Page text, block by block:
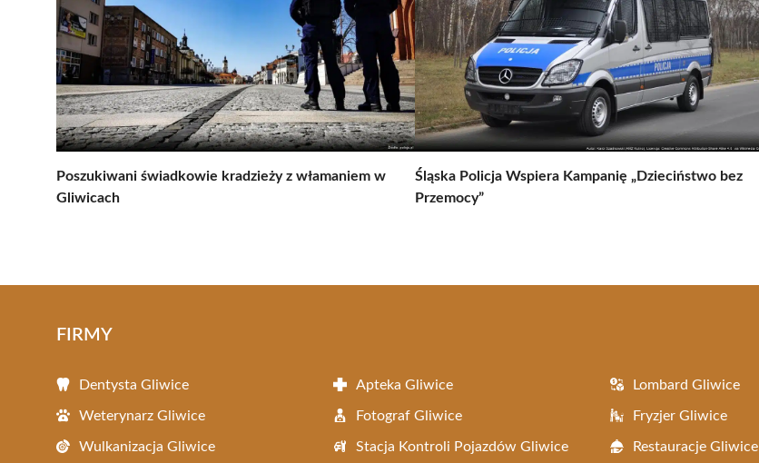
Poszukiwani świadkowie kradzieży z włamaniem w
Gliwicach
Śląska Policja Wspiera Kampanię „Dzieciństwo bez
Przemocy”
FIRMY
Dentysta Gliwice Apteka Gliwice Lombard Gliwice
Weterynarz Gliwice Fotograf Gliwice Fryzjer Gliwice
Wulkanizacja Gliwice Stacja Kontroli Pojazdów Gliwice Restauracje Gliwice